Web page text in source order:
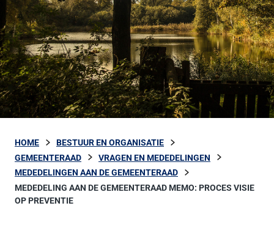
HOME
BESTUUR EN ORGANISATIE
GEMEENTERAAD
VRAGEN EN MEDEDELINGEN
MEDEDELINGEN AAN DE GEMEENTERAAD
MEDEDELING AAN DE GEMEENTERAAD MEMO: PROCES VISIE
OP PREVENTIE